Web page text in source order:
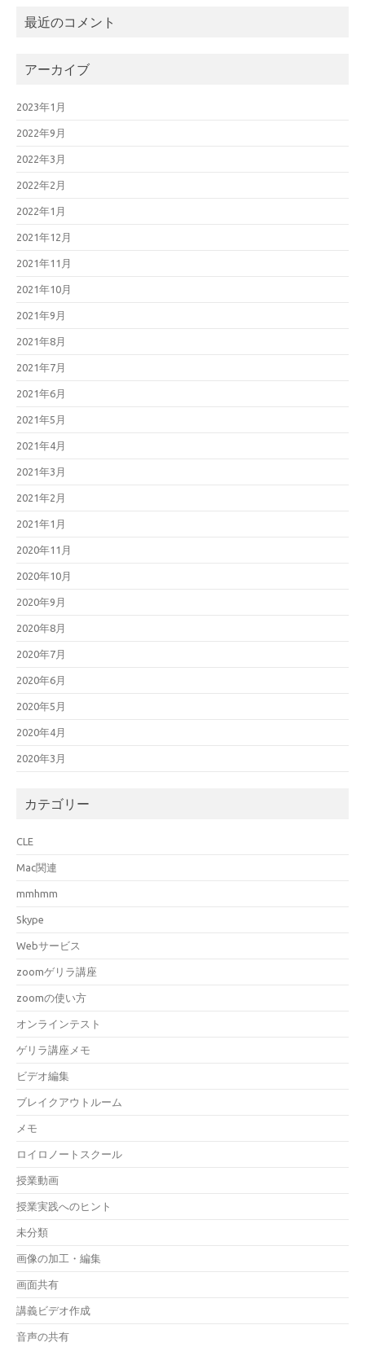
最近のコメント
アーカイブ
2023年1月
2022年9月
2022年3月
2022年2月
2022年1月
2021年12月
2021年11月
2021年10月
2021年9月
2021年8月
2021年7月
2021年6月
2021年5月
2021年4月
2021年3月
2021年2月
2021年1月
2020年11月
2020年10月
2020年9月
2020年8月
2020年7月
2020年6月
2020年5月
2020年4月
2020年3月
カテゴリー
CLE
Mac関連
mmhmm
Skype
Webサービス
zoomゲリラ講座
zoomの使い方
オンラインテスト
ゲリラ講座メモ
ビデオ編集
ブレイクアウトルーム
メモ
ロイロノートスクール
授業動画
授業実践へのヒント
未分類
画像の加工・編集
画面共有
講義ビデオ作成
音声の共有